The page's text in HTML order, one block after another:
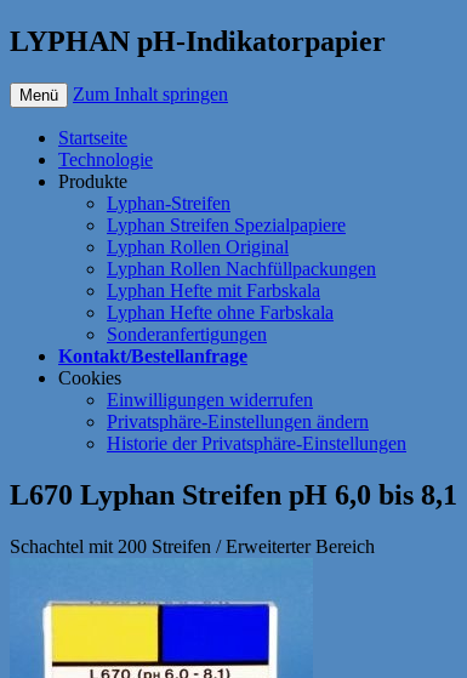
LYPHAN pH-Indikatorpapier
Menü Zum Inhalt springen
Startseite
Technologie
Produkte
Lyphan-Streifen
Lyphan Streifen Spezialpapiere
Lyphan Rollen Original
Lyphan Rollen Nachfüllpackungen
Lyphan Hefte mit Farbskala
Lyphan Hefte ohne Farbskala
Sonderanfertigungen
Kontakt/Bestellanfrage
Cookies
Einwilligungen widerrufen
Privatsphäre-Einstellungen ändern
Historie der Privatsphäre-Einstellungen
L670 Lyphan Streifen pH 6,0 bis 8,1
Schachtel mit 200 Streifen / Erweiterter Bereich